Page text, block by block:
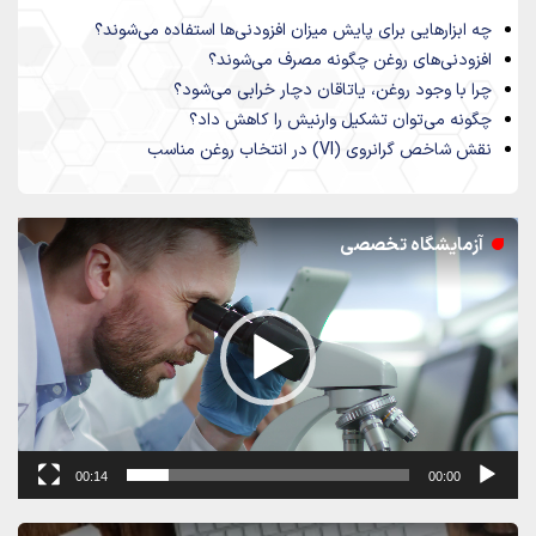
چه ابزارهایی برای پایش میزان افزودنی‌ها استفاده می‌شوند؟
افزودنی‌های روغن چگونه مصرف می‌شوند؟
چرا با وجود روغن، یاتاقان دچار خرابی می‌شود؟
چگونه می‌توان تشکیل وارنیش را کاهش داد؟
نقش شاخص گرانروی (VI) در انتخاب روغن مناسب
آزمایشگاه تخصصی
نمایشگر
ویدیو
00:00
00:14